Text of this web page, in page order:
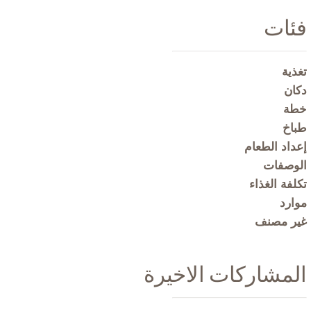
فئات
تغذية
دكان
خطة
طباخ
إعداد الطعام
الوصفات
تكلفة الغذاء
موارد
غير مصنف
المشاركات الاخيرة